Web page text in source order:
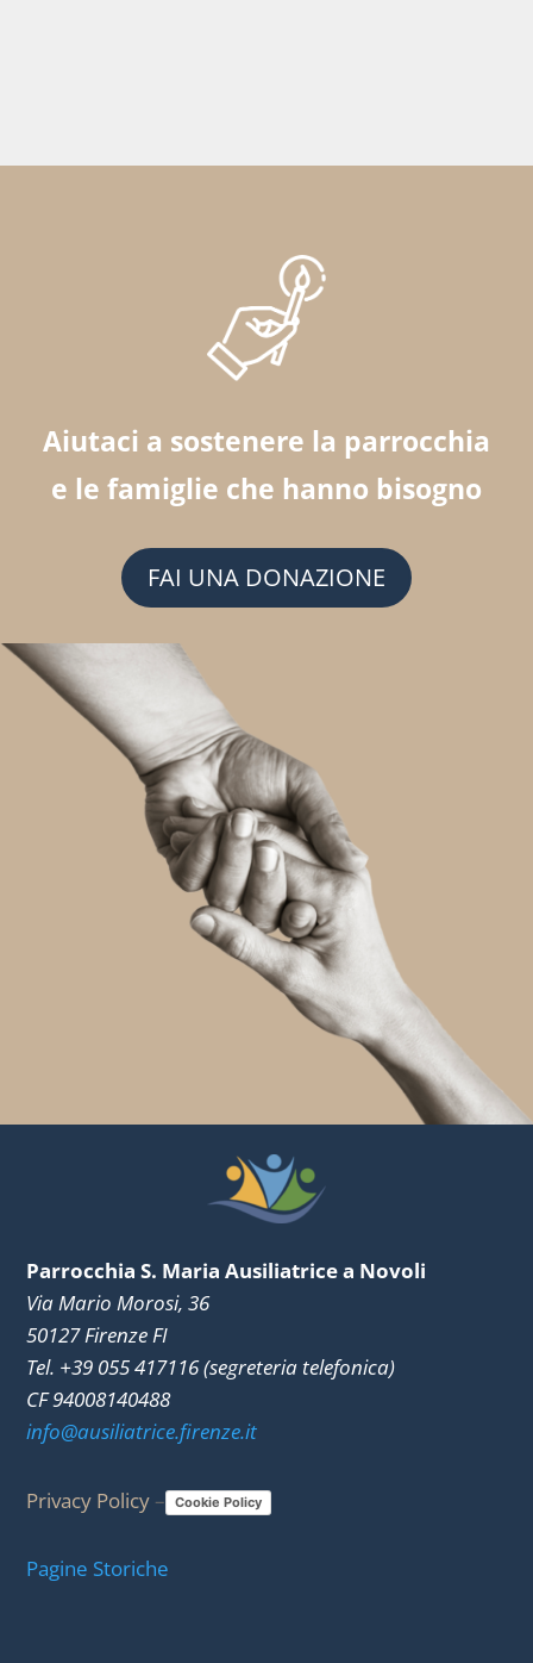
Aiutaci a sostenere la parrocchia
e le famiglie che hanno bisogno
FAI UNA DONAZIONE
Parrocchia S. Maria Ausiliatrice a Novoli
Via Mario Morosi, 36
50127 Firenze FI
Tel. +39 055 417116 (segreteria telefonica)
CF 94008140488
info@ausiliatrice.firenze.it
Privacy Policy – Cookie Policy
Pagine Storiche